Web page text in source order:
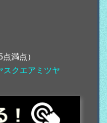
満点）
スクエアミツヤ